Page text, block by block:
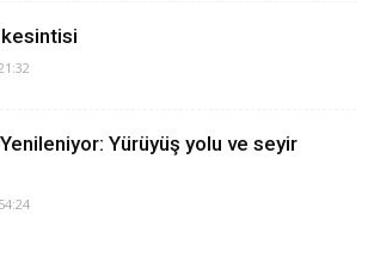
Yürüyüş yolu ve seyir